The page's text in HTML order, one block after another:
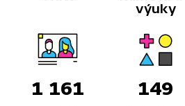
výuky
1 161 149